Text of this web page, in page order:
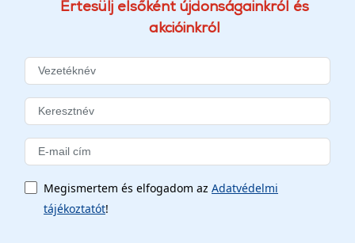
Értesülj elsőként újdonságainkról és
akcióinkról
Megismertem és elfogadom az Adatvédelmi
tájékoztatót!